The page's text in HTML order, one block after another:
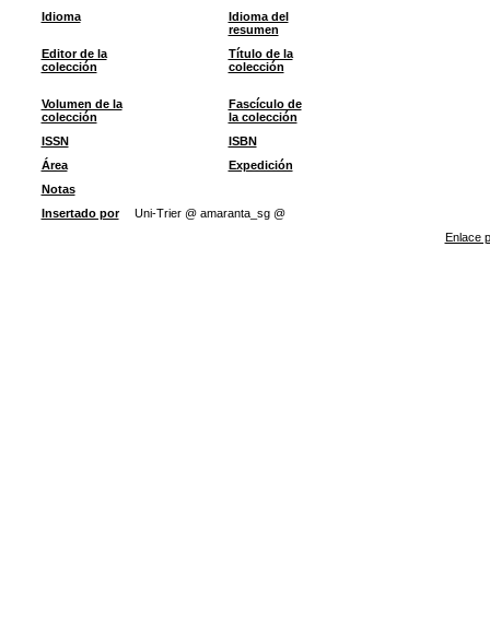
Idioma
Idioma del
resumen
Editor de la
colección
Título de la
colección
Volumen de la
colección
Fascículo de
la colección
ISSN
ISBN
Área
Expedición
Notas
Insertado por
Uni-Trier @ amaranta_sg @
Enlace